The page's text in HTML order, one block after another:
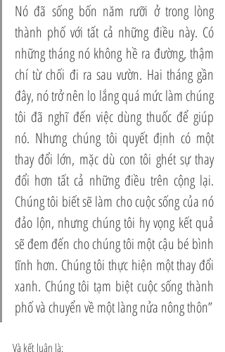
Nó đã sống bốn năm rưỡi ở trong lòng
thành phố với tất cả những điều này. Có
những tháng nó không hề ra đường, thậm
chí từ chối đi ra sau vườn. Hai tháng gần
đây, nó trở nên lo lắng quá mức làm chúng
tôi đã nghĩ đến việc dùng thuốc để giúp
nó. Nhưng chúng tôi quyết định có một
thay đổi lớn, mặc dù con tôi ghét sự thay
đổi hơn tất cả những điều trên cộng lại.
Chúng tôi biết sẽ làm cho cuộc sống của nó
đảo lộn, nhưng chúng tôi hy vọng kết quả
sẽ đem đến cho chúng tôi một cậu bé bình
tĩnh hơn. Chúng tôi thực hiện một thay đổi
xanh. Chúng tôi tạm biệt cuộc sống thành
phố và chuyển về một làng nửa nông thôn”
Và kết luận là: